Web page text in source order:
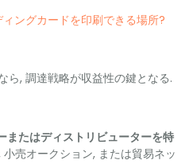
ングカードを印刷できる場所?
ら, 調達戦略が収益性の鍵となる.
またはディストリビューターを特
売オークション, または貿易ネッ